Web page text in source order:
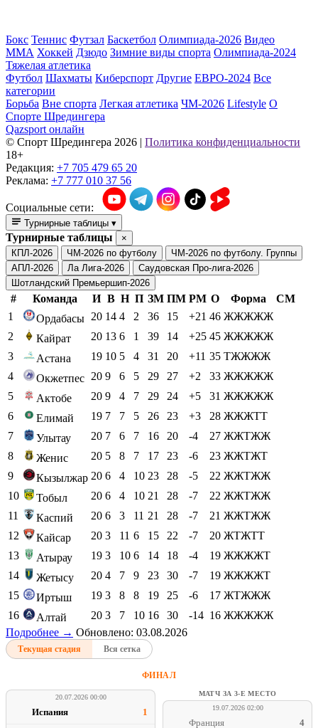
Бокс Теннис Футзал Баскетбол Олимпиада-2026 Видео
ММА Хоккей Дзюдо Зимние виды спорта Олимпиада-2024
Тяжелая атлетика
Футбол Шахматы Киберспорт Другие ЕВРО-2024 Все
категории
Борьба Вне спорта Легкая атлетика ЧМ-2026 Lifestyle О
Спорте Шредингера
Qazsport онлайн
© Cпорт Шредингера 2026 | Политика конфиденциальности
18+
Редакция: +7 705 479 65 20
Реклама: +7 777 010 37 56
Социальные сети:
Турнирные таблицы ▾
Турнирные таблицы
×
КПЛ-2026
ЧМ-2026 по футболу
ЧМ-2026 по футболу. Группы
АПЛ-2026
Ла Лига-2026
Саудовская Про-лига-2026
Шотландский Премьершип-2026
# Команда И В Н П ЗМ ПМ РМ О Форма
СМ
1
Ордабасы 20 14 4 2 36 15 +21 46 ЖЖЖЖЖ
2
Кайрат 20 13 6 1 39 14 +25 45 ЖЖЖЖЖ
3
Астана 19 10 5 4 31 20 +11 35 ТЖЖЖЖ
4
Окжетпес 20 9 6 5 29 27 +2 33 ЖЖЖЖЖ
5
Актобе 20 9 4 7 29 24 +5 31 ЖЖЖЖЖ
6
Елимай 19 7 7 5 26 23 +3 28 ЖЖЖТТ
7
Улытау 20 7 6 7 16 20 -4 27 ЖЖТЖЖ
8
Женис 20 5 8 7 17 23 -6 23 ЖЖТЖТ
9
Кызылжар 20 6 4 10 23 28 -5 22 ЖЖТЖЖ
10
Тобыл 20 6 4 10 21 28 -7 22 ЖЖТЖЖ
11
Каспий 20 6 3 11 21 28 -7 21 ЖЖТЖЖ
12
Кайсар 20 3 11 6 15 22 -7 20 ЖТЖТТ
13
Атырау 19 3 10 6 14 18 -4 19 ЖЖЖЖТ
14
Жетысу 20 4 7 9 23 30 -7 19 ЖЖЖЖТ
15
Иртыш 19 3 8 8 19 25 -6 17 ЖТЖЖЖ
16
Алтай 20 3 7 10 16 30 -14 16 ЖЖЖЖЖ
Подробнее → Обновлено: 03.08.2026
Текущая стадия Вся сетка
ФИНАЛ
20.07.2026 00:00
Испания 1
МАТЧ ЗА 3-Е МЕСТО
19.07.2026 02:00
Франция 4